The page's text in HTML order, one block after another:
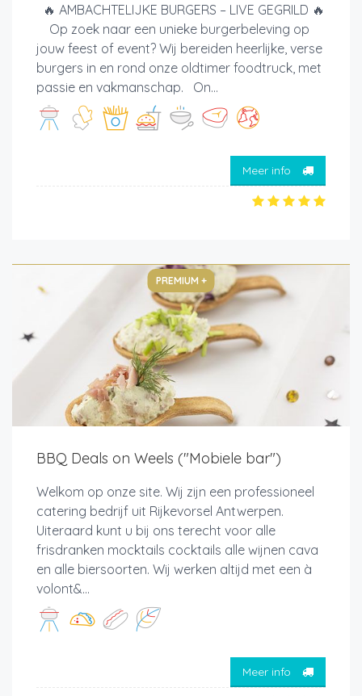
🔥 AMBACHTELIJKE BURGERS – LIVE GEGRILD 🔥
Op zoek naar een unieke burgerbeleving op
jouw feest of event? Wij bereiden heerlijke, verse
burgers in en rond onze oldtimer foodtruck, met
passie en vakmanschap. On...
Meer info
PREMIUM +
BBQ Deals on Weels ("Mobiele bar")
Welkom op onze site. Wij zijn een professioneel
catering bedrijf uit Rijkevorsel Antwerpen.
Uiteraard kunt u bij ons terecht voor alle
frisdranken mocktails cocktails alle wijnen cava
en alle biersoorten. Wij werken altijd met een à
volont&...
Meer info